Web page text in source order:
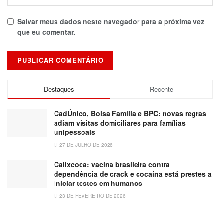
Salvar meus dados neste navegador para a próxima vez
que eu comentar.
Destaques Recente
CadÚnico, Bolsa Família e BPC: novas regras
adiam visitas domiciliares para famílias
unipessoais
27 DE JULHO DE 2026
Calixcoca: vacina brasileira contra
dependência de crack e cocaína está prestes a
iniciar testes em humanos
23 DE FEVEREIRO DE 2026